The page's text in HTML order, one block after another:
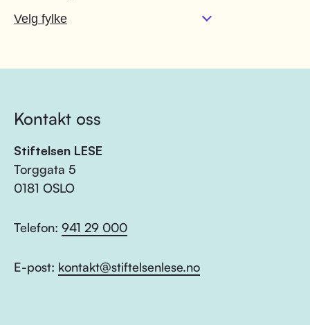
Kontakt oss
Stiftelsen LESE
Torggata 5
0181 OSLO
Telefon: 941 29 000
E-post: kontakt@stiftelsenlese.no